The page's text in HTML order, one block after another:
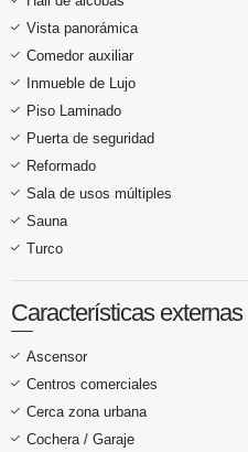
Vista panorámica
Comedor auxiliar
Inmueble de Lujo
Piso Laminado
Puerta de seguridad
Reformado
Sala de usos múltiples
Sauna
Turco
Características externas
Ascensor
Centros comerciales
Cerca zona urbana
Cochera / Garaje